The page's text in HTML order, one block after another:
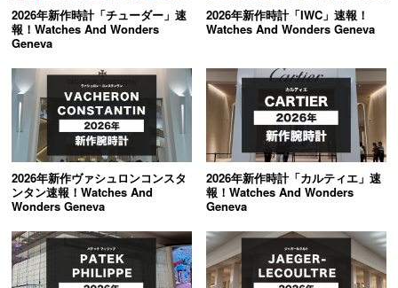
グランドセイコー
ヴァシュロンコンスタンタ
チューダー タグホイヤー
ジャガールクルト ウブロ
カルティエ ランゲ＆ゾーネ
パネライ ブレゲ
2026年新作時計「チューダー」速
報！Watches And Wonders
Geneva
2026年新作時計「IWC」速報！
Watches And Wonders Geneva
2026年新作ヴァシュロンコンスタ
ンタン速報！Watches And
Wonders Geneva
2026年新作時計「カルティエ」速
報！Watches And Wonders
Geneva